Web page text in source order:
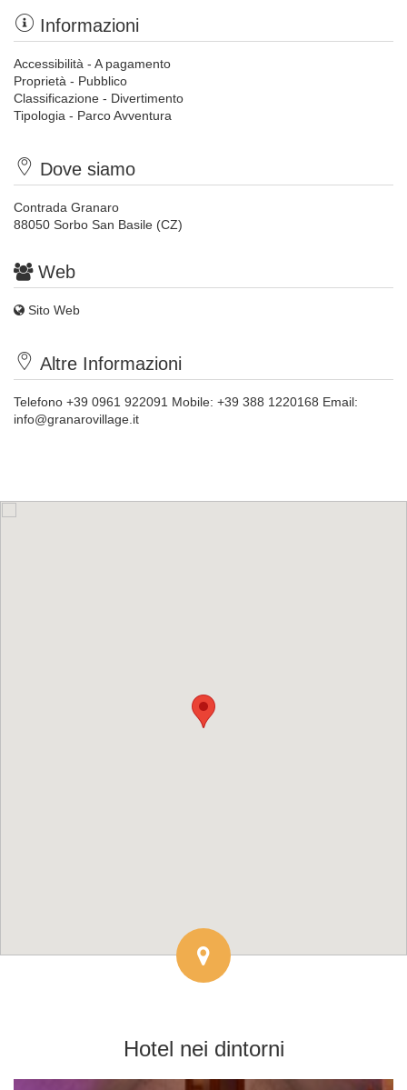
Informazioni
Accessibilità - A pagamento
Proprietà - Pubblico
Classificazione - Divertimento
Tipologia - Parco Avventura
Dove siamo
Contrada Granaro
88050 Sorbo San Basile (CZ)
Web
Sito Web
Altre Informazioni
Telefono +39 0961 922091 Mobile: +39 388 1220168 Email:
info@granarovillage.it
Hotel nei dintorni